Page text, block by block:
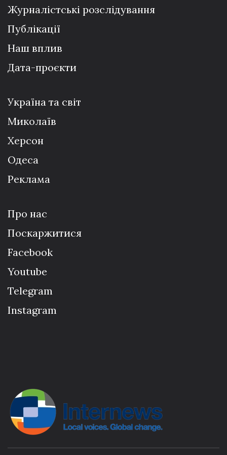
Журналістські розслідування
Публікації
Наш вплив
Дата-проєкти
Україна та світ
Миколаїв
Херсон
Одеса
Реклама
Про нас
Поскаржитися
Facebook
Youtube
Telegram
Instagram